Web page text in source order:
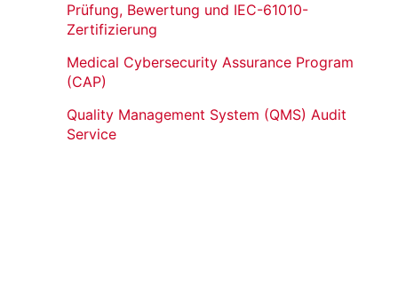
Prüfung, Bewertung und IEC-61010-
Zertifizierung
Medical Cybersecurity Assurance Program
(CAP)
Quality Management System (QMS) Audit
Service